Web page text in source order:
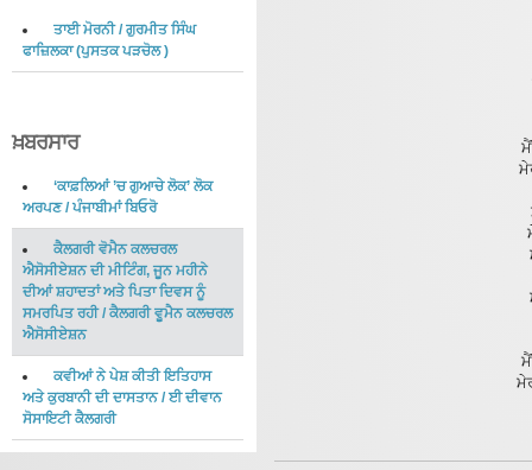
ਤਾਈ ਮੋਰਨੀ/ਗੁਰਮੀਤ ਸਿੰਘ
ਫਾਜ਼ਿਲਕਾ(ਪੁਸਤਕ ਪੜਚੋਲ)
ਖ਼ਬਰਸਾਰ
‘ਕਾਫ਼ਲਿਆਂ ’ਚ ਗੁਆਚੇ ਲੋਕ’ ਲੋਕ
ਅਰਪਣ/ਪੰਜਾਬੀਮਾਂ ਬਿਓਰੋ
ਕੈਲਗਰੀ ਵੋਮੈਨ ਕਲਚਰਲ
ਐਸੋਸੀਏਸ਼ਨ ਦੀ ਮੀਟਿੰਗ, ਜੂਨ ਮਹੀਨੇ
ਦੀਆਂ ਸ਼ਹਾਦਤਾਂ ਅਤੇ ਪਿਤਾ ਦਿਵਸ ਨੂੰ
ਸਮਰਪਿਤ ਰਹੀ/ ਕੈਲਗਰੀ ਵੂਮੈਨ ਕਲਚਰਲ
ਐਸੋਸੀਏਸ਼ਨ
ਕਵੀਆਂ ਨੇ ਪੇਸ਼ ਕੀਤੀ ਇਤਿਹਾਸ
ਅਤੇ ਕੁਰਬਾਨੀ ਦੀ ਦਾਸਤਾਨ/ਈ ਦੀਵਾਨ
ਸੋਸਾਇਟੀ ਕੈਲਗਰੀ